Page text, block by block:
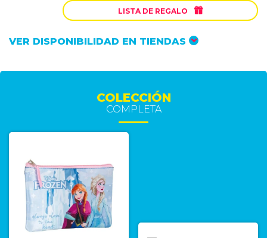
LISTA DE REGALO 
VER DISPONIBILIDAD EN TIENDAS
COLECCIÓN
COMPLETA